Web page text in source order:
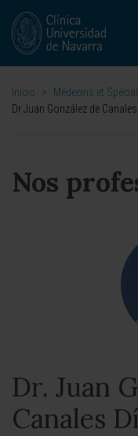
Inicio > Médecins et
Dr Juan González de Canales
Nos
Dr. Juan
Canales